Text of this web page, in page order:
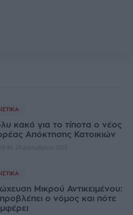
κακό για το τίποτα ο νέος
Απόκτησης Κατοικιών
18:44, 29 Δεκεμβρίου 2025
Μικρού Αντικειμένου:
προβλέπει ο νόμος και πότε